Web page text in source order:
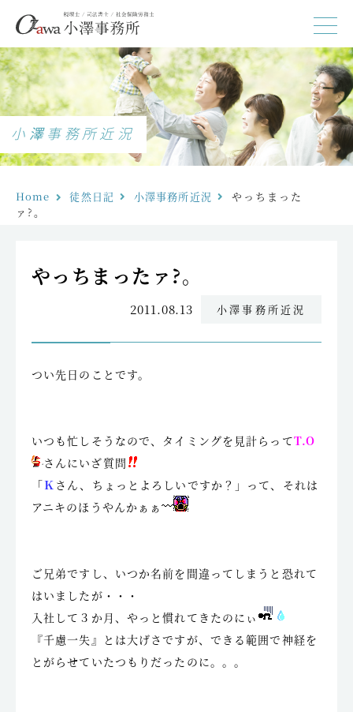
小澤事務所近況
Home 徒然日記 小澤事務所近況
やっちまった
ァ?。
やっちまったァ?。
2011.08.13 小澤事務所近況
つい先日のことです。
いつも忙しそうなので、タイミングを見計らってT.O
さん にいざ質問
「Ｋ さん、ちょっとよろしいですか？」って、それは
アニキのほうやんかぁぁ
ご兄弟ですし、いつか名前を間違ってしまうと恐れて
はいましたが・・・
入社して３か月、やっと慣れてきたのにぃ
『千慮一失』とは大げさですが、できる範囲で神経を
とがらせていたつもりだったのに。。。